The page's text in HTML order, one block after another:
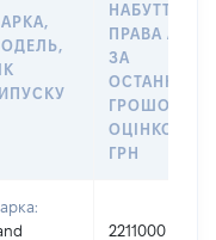
НАБУТТЯ
ПРАВА АБО
ЗА
ГРОШОВОЮ
ОЦІНКОЮ,
ГРН
2211000